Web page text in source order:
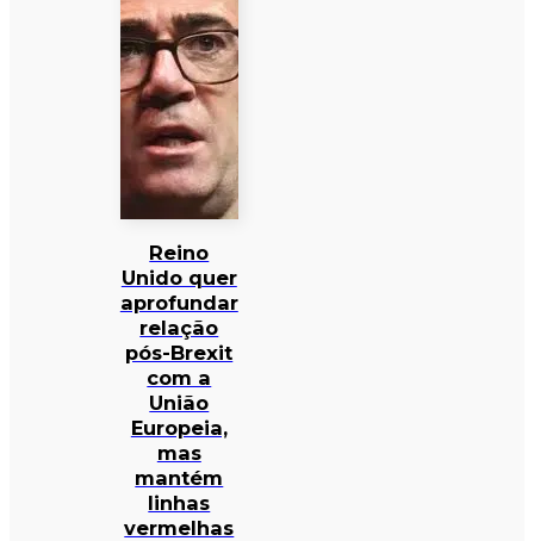
Reino
Unido quer
aprofundar
relação
pós-Brexit
com a
União
Europeia,
mas
mantém
linhas
vermelhas